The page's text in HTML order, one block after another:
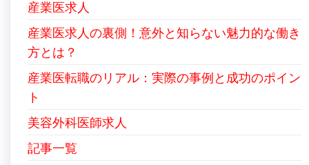
産業医求人
産業医求人の裏側！意外と知らない魅力的な働き
方とは？
産業医転職のリアル：実際の事例と成功のポイン
ト
美容外科医師求人
記事一覧